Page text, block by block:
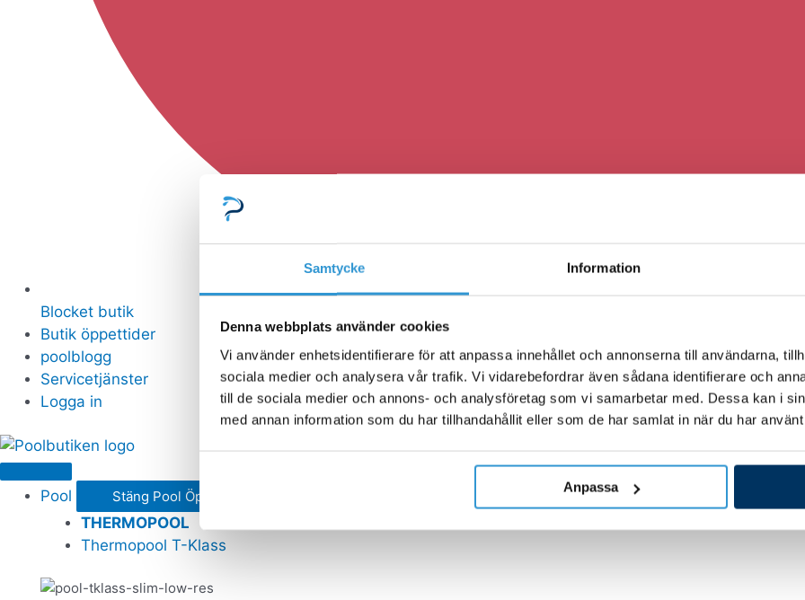
Samtycke Information
Denna webbplats använder cookies
Vi använder enhetsidentifierare för att anpassa innehållet och annonserna till användarna,
sociala medier och analysera vår trafik. Vi vidarebefordrar även sådana identifierare och
till de sociala medier och annons- och analysföretag som vi samarbetar med. Dessa kan i
med annan information som du har tillhandahållit eller som de har samlat in när du har
Anpassa
Blocket butik
Butik öppettider
poolblogg
Servicetjänster
Logga in
Pool Stäng Pool Öppna Pool
THERMOPOOL
Thermopool T-Klass